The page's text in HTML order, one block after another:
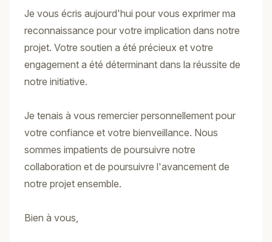
Je vous écris aujourd'hui pour vous exprimer ma
reconnaissance pour votre implication dans notre
projet. Votre soutien a été précieux et votre
engagement a été déterminant dans la réussite de
notre initiative.
Je tenais à vous remercier personnellement pour
votre confiance et votre bienveillance. Nous
sommes impatients de poursuivre notre
collaboration et de poursuivre l'avancement de
notre projet ensemble.
Bien à vous,